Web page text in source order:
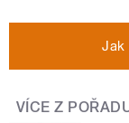
Jak
VÍCE Z